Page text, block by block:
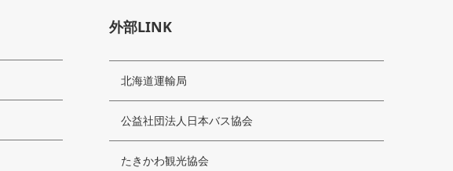
外部LINK
北海道運輸局
公益社団法人日本バス協会
たきかわ観光協会